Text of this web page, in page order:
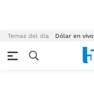
Temas del día Dólar en vivo